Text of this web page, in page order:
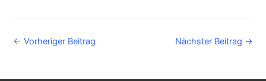
Post
← Vorheriger Beitrag Nächster Beitrag →